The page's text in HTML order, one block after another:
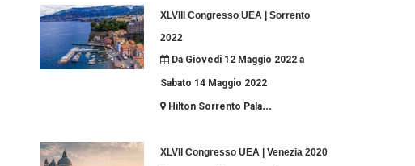
XLVIII Congresso UEA | Sorrento
2022
Da Giovedi 12 Maggio 2022 a
Sabato 14 Maggio 2022
Hilton Sorrento Pala...
XLVII Congresso UEA | Venezia 2020